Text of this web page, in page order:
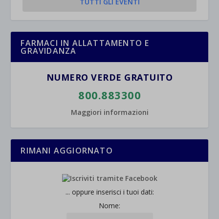
FARMACI IN ALLATTAMENTO E
GRAVIDANZA
NUMERO VERDE GRATUITO
800.883300
Maggiori informazioni
RIMANI AGGIORNATO
... oppure inserisci i tuoi dati:
Nome:
wpc*